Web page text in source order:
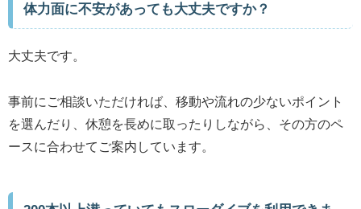
体力面に不安があっても大丈夫ですか？
大丈夫です。
事前にご相談いただければ、移動や流れの少ないポイント
を選んだり、休憩を長めに取ったりしながら、その方のペ
ースに合わせてご案内しています。